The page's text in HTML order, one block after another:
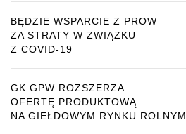
BĘDZIE WSPARCIE Z PROW
ZA STRATY W ZWIĄZKU
Z COVID-19
GK GPW ROZSZERZA
OFERTĘ PRODUKTOWĄ
NA GIEŁDOWYM RYNKU ROLNYM